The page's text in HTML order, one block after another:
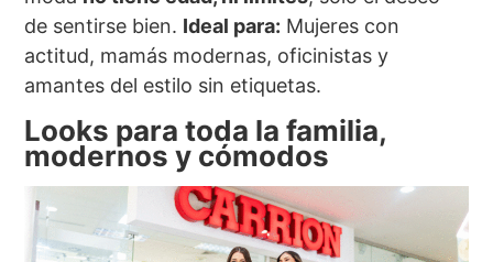
de sentirse bien. Ideal para: Mujeres con
actitud, mamás modernas, oficinistas y
amantes del estilo sin etiquetas.
Looks para toda la familia,
modernos y cómodos